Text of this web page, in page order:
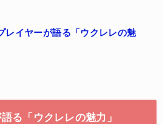
レイヤーが語る「ウクレレの魅
る「ウクレレの魅力」